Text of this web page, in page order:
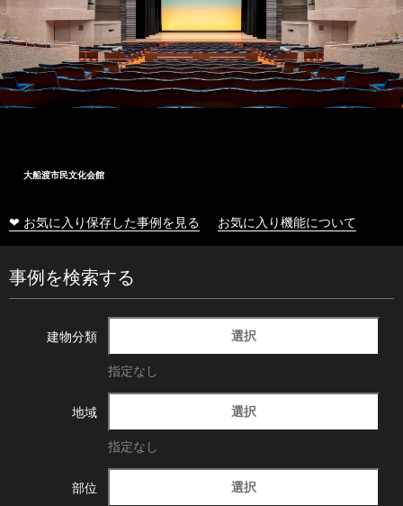
大船渡市民文化会館
❤ お気に入り保存した事例を見る お気に入り機能について
事例を検索する
建物分類 選択
指定なし
地域 選択
指定なし
部位 選択